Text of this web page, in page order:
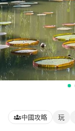
中國攻略 玩